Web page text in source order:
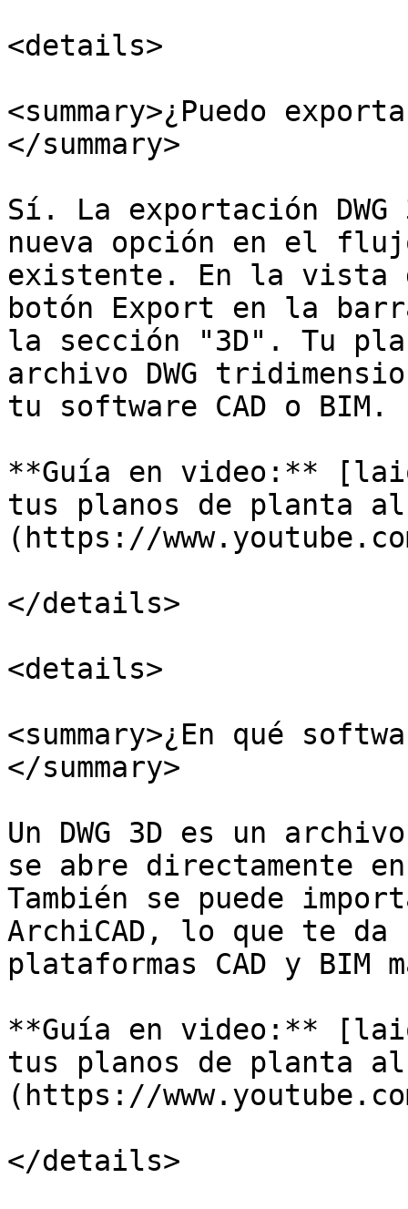
<details>
<summary>¿Puedo
</summary>
Sí. La exportación
nueva opción en el
existente. En la vista
botón Export en la
la sección "3D". Tu
archivo DWG
tu software CAD o BIM.
**Guía en video:**
tus planos de planta
(https://
</details>
<details>
<summary>¿En qué
</summary>
Un DWG 3D es un
se abre directamente
También se puede
ArchiCAD, lo que te
plataformas CAD y BIM
**Guía en video:**
tus planos de planta
(https://
</details>